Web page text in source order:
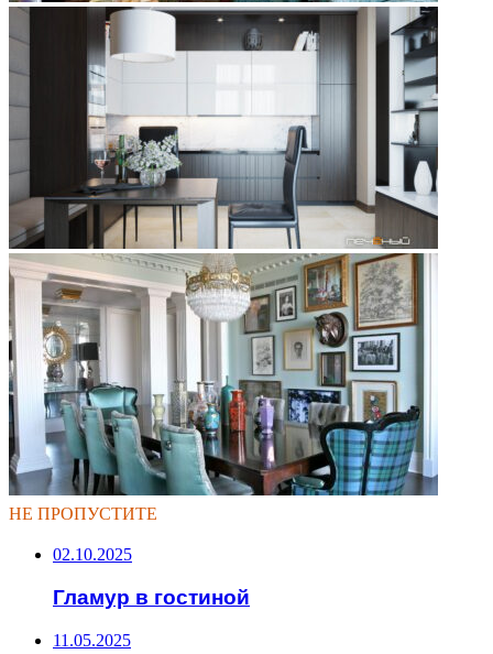
НЕ ПРОПУСТИТЕ
02.10.2025
Гламур в гостиной
11.05.2025